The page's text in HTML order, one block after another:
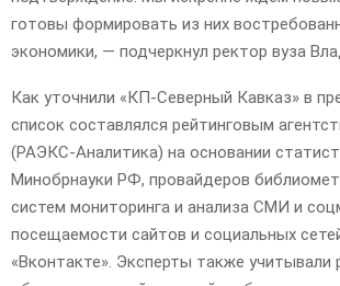
готовы формировать из них
экономики, — подчеркнул ректор вуза
Как уточнили «КП-Северный Кавказ» в
список составлялся рейтинговым
(РАЭКС-Аналитика) на основании
Минобрнауки РФ, провайдеров
систем мониторинга и анализа СМИ и
посещаемости сайтов и социальных
«Вконтакте». Эксперты также учитывали